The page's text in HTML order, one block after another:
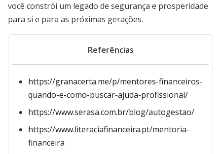
você constrói um legado de segurança e prosperidade
para si e para as próximas gerações.
Referências
https://granacerta.me/p/mentores-financeiros-
quando-e-como-buscar-ajuda-profissional/
https://www.serasa.com.br/blog/autogestao/
https://www.literaciafinanceira.pt/mentoria-
financeira